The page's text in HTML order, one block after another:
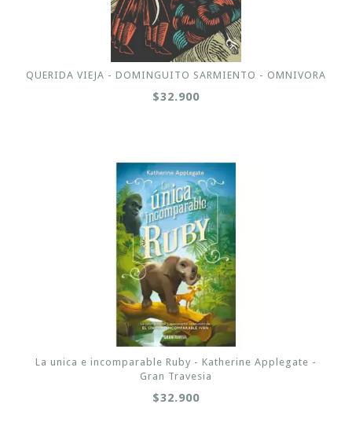
QUERIDA VIEJA - DOMINGUITO SARMIENTO - OMNIVORA
$32.900
La unica e incomparable Ruby - Katherine Applegate -
Gran Travesia
$32.900